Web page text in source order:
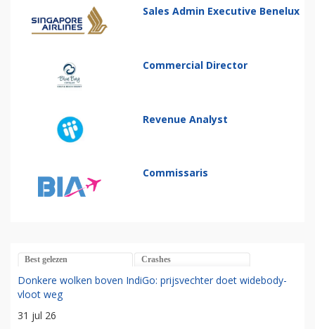
Sales Admin Executive Benelux
Commercial Director
Revenue Analyst
Commissaris
Best gelezen Crashes
Donkere wolken boven IndiGo: prijsvechter doet widebody-
vloot weg
31 jul 26